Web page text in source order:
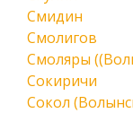
Смидин
Смолигов
Смоляры
Сокиричи
Сокол